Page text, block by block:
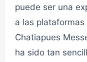
puede ser una
a las
Chatiapues
ha sido tan